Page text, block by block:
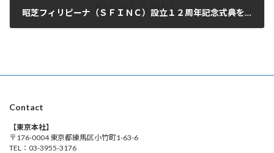
昭芝フィリピーナ（ＳＦＩＮＣ）設立１２周年記念式典を開催しました。
Contact
【東京本社】
〒176-0004 東京都練馬区小竹町1-63-6
TEL：03-3955-3176